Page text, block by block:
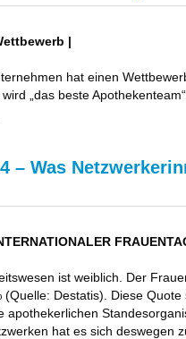
|
hat einen
„das beste
– Was
ist weiblich. Der
(Quelle: Destatis). Diese
apothekerlichen
hat es sich deswegen